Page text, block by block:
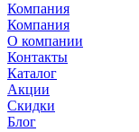
Компания
Компания
О компании
Контакты
Каталог
Акции
Скидки
Блог